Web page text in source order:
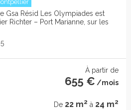
Gsa Résid Les Olympiades est
Richter – Port Marianne, sur les
À partir de
655 € /mois
De 22 m2 à 24 m2